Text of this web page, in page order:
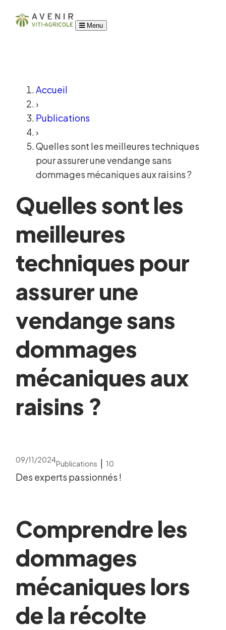
Menu
Accueil
›
Publications
›
Quelles sont les meilleures techniques
pour assurer une vendange sans
dommages mécaniques aux raisins ?
Quelles sont les
meilleures
techniques pour
assurer une
vendange sans
dommages
mécaniques aux
raisins ?
09/11/2024Publications | 10
Des experts passionnés !
Comprendre les
dommages
mécaniques lors
de la récolte